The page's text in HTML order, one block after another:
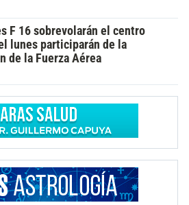
F 16 sobrevolarán el centro
lunes participarán de la
de la Fuerza Aérea